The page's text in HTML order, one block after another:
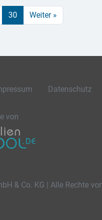
30 Weiter »
Datenschutz
von
& Co. KG | Alle Rechte